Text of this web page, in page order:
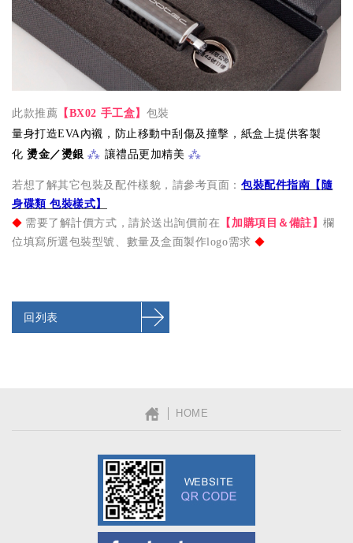
此款推薦 【 BX02 手工盒】 包裝
量身打造EVA內襯， 防止移動中刮傷及撞擊，紙盒上提供客製
化燙金／燙銀 ⁂ 讓禮品更加精美 ⁂
若想了解其它包裝及配件樣貌，請參考頁面： 包裝配件指南【 隨
身碟類 包裝樣式】
◆ 需要了解計價方式，請於送出詢價前在 【加購項目＆備註】欄
位填寫所選包裝型號、數量及盒面製作logo需求 ​◆
回列表
│ HOME